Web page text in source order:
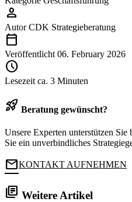
person
Autor CDK Strategieberatung
calendar_today
Veröffentlicht 06. February 2026
schedule
Lesezeit ca. 3 Minuten
rocket_launch Beratung gewünscht?
Unsere Experten unterstützen Sie
Sie ein unverbindliches
mailKONTAKT AUFNEHMEN
library_books Weitere Artikel